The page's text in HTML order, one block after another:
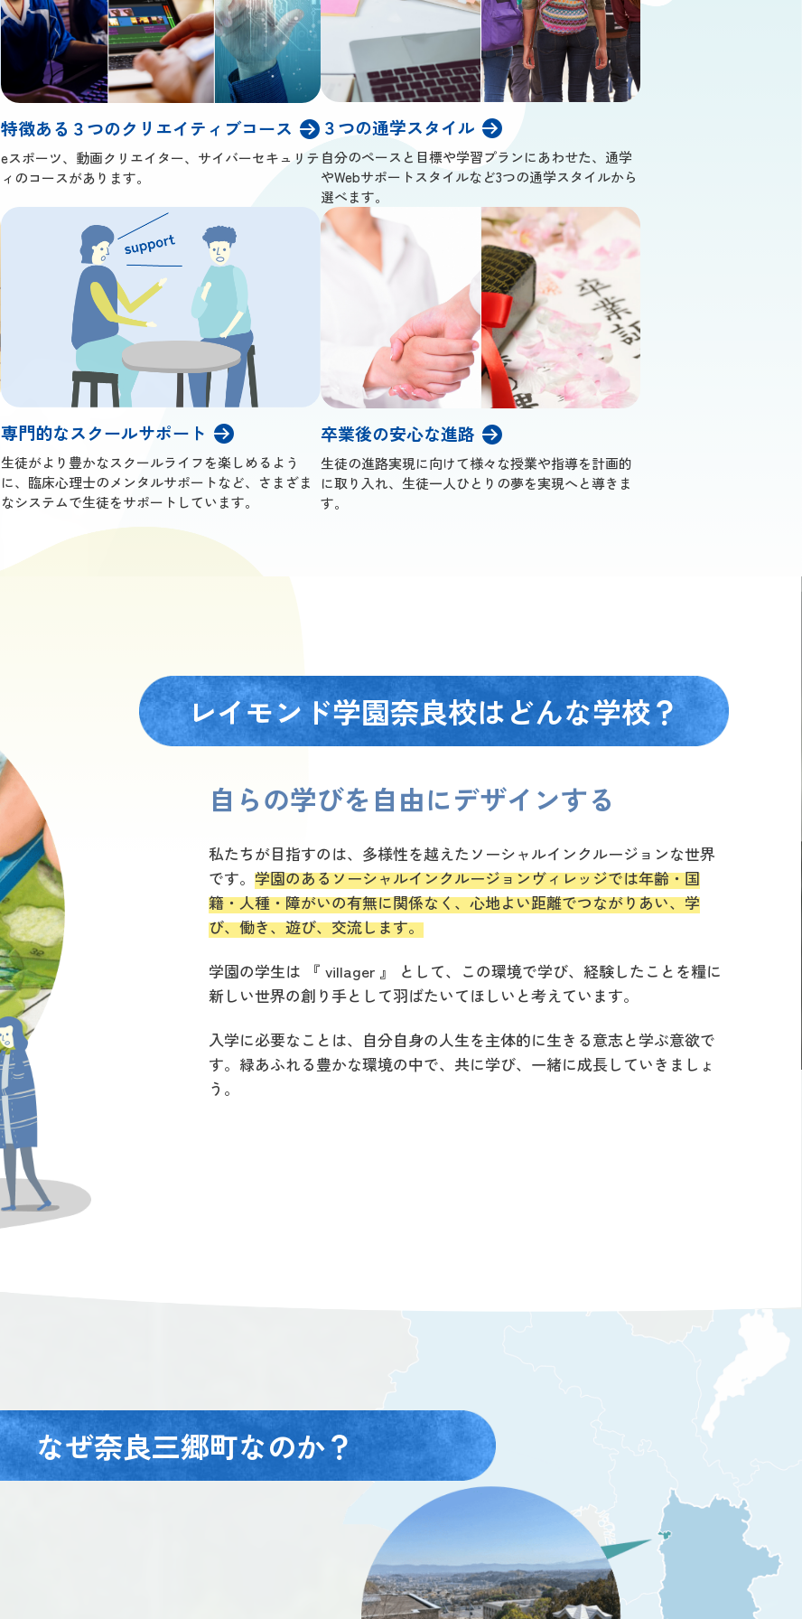
特徴ある３つのクリエイティブコース
eスポーツ、動画クリエイター、サイバーセキュリテ
ィのコースがあります。
３つの通学スタイル
自分のペースと目標や学習プランにあわせた、通学
やWebサポートスタイルなど3つの通学スタイルから
選べます。
専門的なスクールサポート
生徒がより豊かなスクールライフを楽しめるよう
に、臨床心理士のメンタルサポートなど、さまざま
なシステムで生徒をサポートしています。
卒業後の安心な進路
生徒の進路実現に向けて様々な授業や指導を計画的
に取り入れ、生徒一人ひとりの夢を実現へと導きま
す。
レイモンド学園奈良校はどんな学校？
自らの学びを自由にデザインする
私たちが目指すのは、多様性を越えたソーシャルインクルージョンな世界
です。学園のあるソーシャルインクルージョンヴィレッジでは年齢・国
籍・人種・障がいの有無に関係なく、心地よい距離でつながりあい、学
び、働き、遊び、交流します。
学園の学生は 『 villager 』 として、この環境で学び、経験したことを糧に
新しい世界の創り手として羽ばたいてほしいと考えています。
入学に必要なことは、自分自身の人生を主体的に生きる意志と学ぶ意欲で
す。緑あふれる豊かな環境の中で、共に学び、一緒に成長していきましょ
う。
なぜ奈良三郷町なのか？